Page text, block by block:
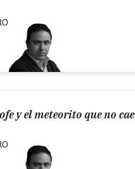
y el meteorito que no cae